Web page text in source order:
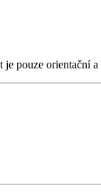
pouze orientační